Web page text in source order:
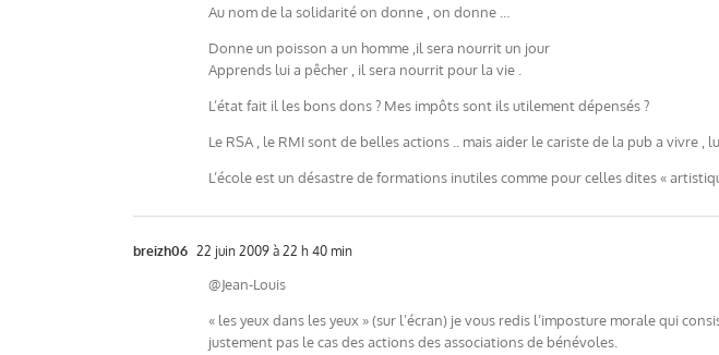
Au nom de la solidarité on donne , on donne …
Donne un poisson a un homme ,il sera nourrit un jour
Apprends lui a pêcher , il sera nourrit pour la vie .
L’état fait il les bons dons ? Mes impôts sont ils utilement dépensés ?
Le RSA , le RMI sont de belles actions .. mais aider le cariste de la pub a vivre ,
L’école est un désastre de formations inutiles comme pour celles dites «
breizh06 22 juin 2009 à 22 h 40 min
@Jean-Louis
« les yeux dans les yeux » (sur l’écran) je vous redis l’imposture morale qui
justement pas le cas des actions des associations de bénévoles.